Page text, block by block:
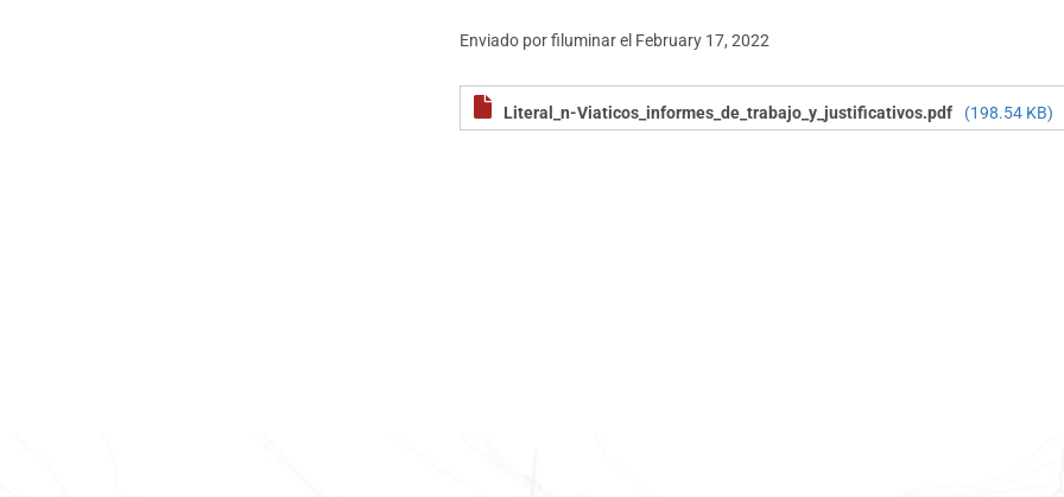
Enviado porfiluminarel February 17, 2022
Literal_n-Viaticos_informes_de_trabajo_y_justificativos.pdf (198.54 KB)